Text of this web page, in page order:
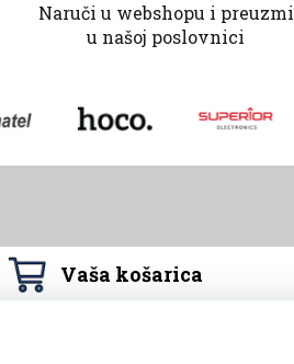
Naruči u webshopu i preuzmi
u našoj poslovnici
Vaša košarica